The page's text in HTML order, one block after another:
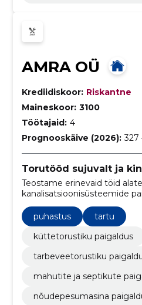
AMRA OÜ
Krediidiskoor: Riskantne
Maineskoor: 3100
Töötajaid: 4
Prognooskäive (2026): 327
Torutööd sujuvalt ja
Teostame erinevaid töid
kanalisatsioonisüsteemide
torude remondi ja hoolduseni.
puhastus
tartu
küttetorustiku paigaldus
tarbeveetorustiku
mahutite ja septikute
nõudepesumasina